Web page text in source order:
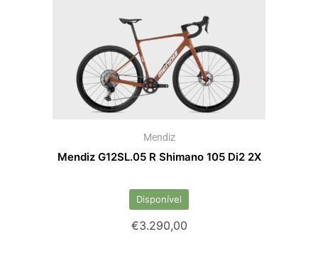
Mendiz
Mendiz G12SL.05 R Shimano 105 Di2 2X
Disponível
€3.290,00